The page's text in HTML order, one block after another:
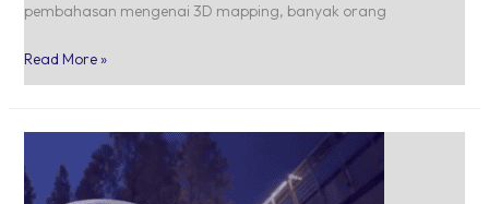
pembahasan mengenai 3D mapping, banyak orang
Read More »
Persiapan
Sebelum
Melakukan